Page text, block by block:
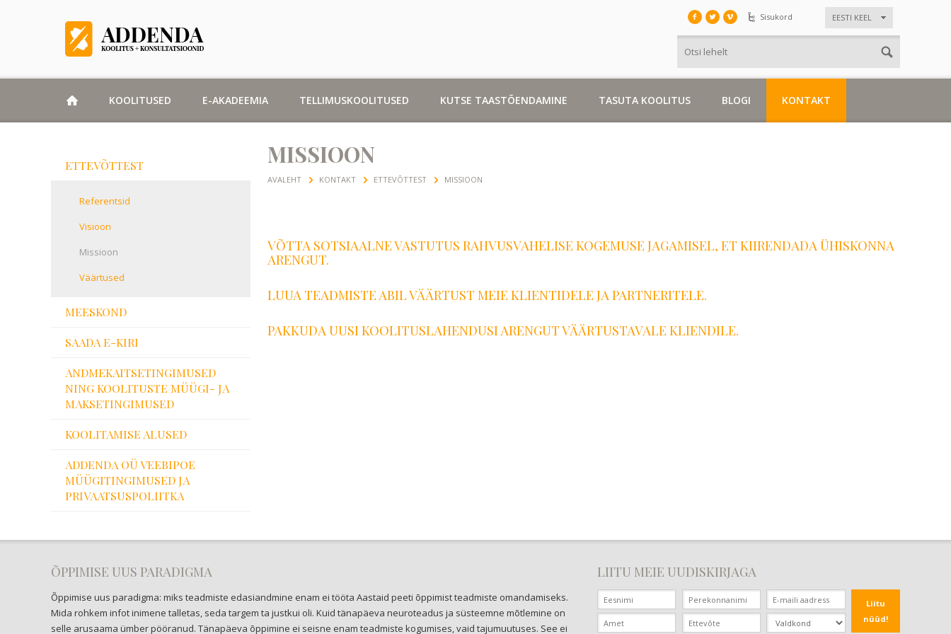
Sisukord EESTI KEEL
KOOLITUSED E-AKADEEMIA TELLIMUSKOOLITUSED KUTSE TAASTÕENDAMINE TASUTA KOOLITUS BLOGI KONTAKT
ETTEVÕTTEST
Referentsid
Visioon
Missioon
Väärtused
MEESKOND
SAADA E-KIRI
ANDMEKAITSETINGIMUSED
NING KOOLITUSTE MÜÜGI- JA
MAKSETINGIMUSED
KOOLITAMISE ALUSED
ADDENDA OÜ VEEBIPOE
MÜÜGITINGIMUSED JA
PRIVAATSUSPOLIITKA
MISSIOON
AVALEHT KONTAKT ETTEVÕTTEST MISSIOON
VÕTTA SOTSIAALNE VASTUTUS RAHVUSVAHELISE KOGEMUSE JAGAMISEL, ET KIIRENDADA ÜHISKONNA
ARENGUT.
LUUA TEADMISTE ABIL VÄÄRTUST MEIE KLIENTIDELE JA PARTNERITELE.
PAKKUDA UUSI KOOLITUSLAHENDUSI ARENGUT VÄÄRTUSTAVALE KLIENDILE.
ÕPPIMISE UUS PARADIGMA
Õppimise uus paradigma: miks teadmiste edasiandmine enam ei tööta Aastaid peeti õppimist teadmiste omandamiseks.
Mida rohkem infot inimene talletas, seda targem ta justkui oli. Kuid tänapäeva neuroteadus ja süsteemne mõtlemine on
selle arusaama ümber pööranud. Tänapäeva õppimine ei seisne enam teadmiste kogumises, vaid tajumuutuses. See ei
LIITU MEIE UUDISKIRJAGA
Liitu
nüüd!